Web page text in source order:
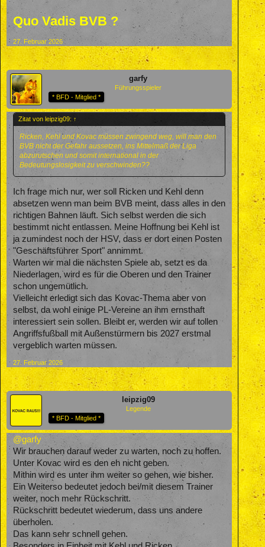
Quo Vadis BVB ?
27. Februar 2026
garfy
Führungsspieler
* BFD - Mitglied *
Zitat von leipzig09: ↑
Ricken, Kehl und Kovac müssen zwingend weg, will man den
BVB nicht der Gefahr aussetzen, ins Mittelmaß der Liga
abzurutschen und somit international in der
Bedeutungslosigkeit zu verschwinden??
Ich frage mich nur, wer soll Ricken und Kehl denn
absetzen wenn man beim BVB meint, dass alles in den
richtigen Bahnen läuft. Sich selbst werden die sich
bestimmt nicht entlassen. Meine Hoffnung bei Kehl ist
ja zumindest noch der HSV, dass er dort einen Posten
"Geschäftsführer Sport" annimmt.
Warten wir mal die nächsten Spiele ab, setzt es da
Niederlagen, wird es für die Oberen und den Trainer
schon ungemütlich.
Vielleicht erledigt sich das Kovac-Thema aber von
selbst, da wohl einige PL-Vereine an ihm ernsthaft
interessiert sein sollen. Bleibt er, werden wir auf tollen
Angriffsfußball mit Außenstürmern bis 2027 erstmal
vergeblich warten müssen.
27. Februar 2026
leipzig09
Legende
* BFD - Mitglied *
@garfy
Wir brauchen darauf weder zu warten, noch zu hoffen.
Unter Kovac wird es den eh nicht geben.
Mithin wird es unter ihm weiter so gehen, wie bisher.
Ein Weiterso bedeutet jedoch bei/mit diesem Trainer
weiter, noch mehr Rückschritt.
Rückschritt bedeutet wiederum, dass uns andere
überholen.
Das kann sehr schnell gehen.